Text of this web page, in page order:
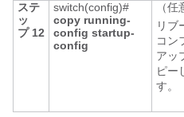
ステ
ッ
プ 12
switch(config)#
copy running-
config startup-
config
（任
リブ
コン
アッ
ピー
す。